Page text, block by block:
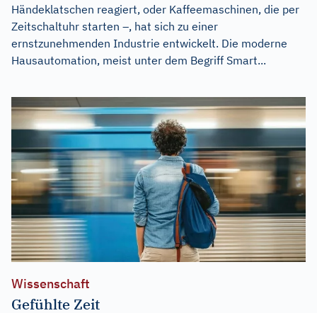
Händeklatschen reagiert, oder Kaffeemaschinen, die per
Zeitschaltuhr starten –, hat sich zu einer
ernstzunehmenden Industrie entwickelt. Die moderne
Hausautomation, meist unter dem Begriff Smart...
Wissenschaft
Gefühlte Zeit